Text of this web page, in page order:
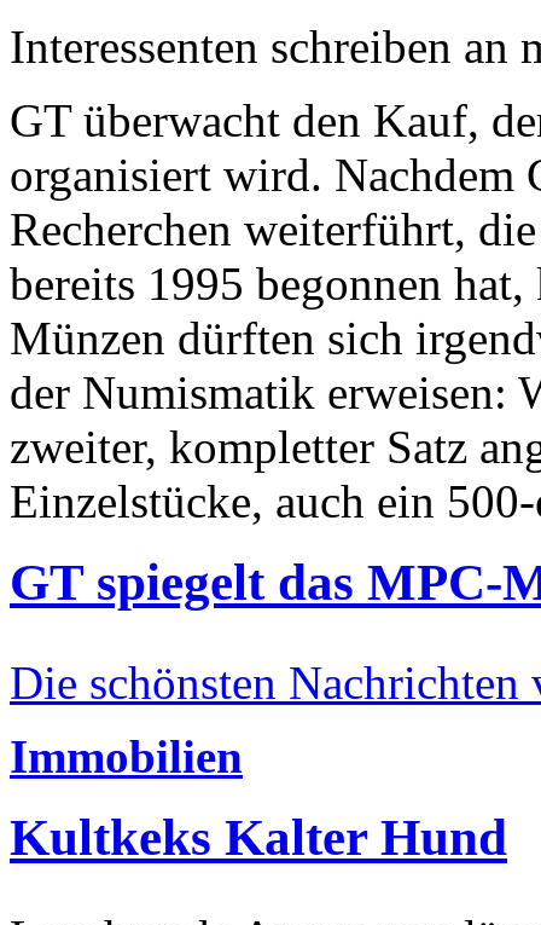
Interessenten schreiben
GT überwacht den Kauf,
organisiert wird. Nachdem
Recherchen weiterführt,
bereits 1995 begonnen
Münzen dürften sich
der Numismatik erweisen:
zweiter, kompletter Satz
Einzelstücke, auch ein
GT spiegelt das MPC-
Die schönsten Nachrichten
Immobilien
Kultkeks Kalter Hund